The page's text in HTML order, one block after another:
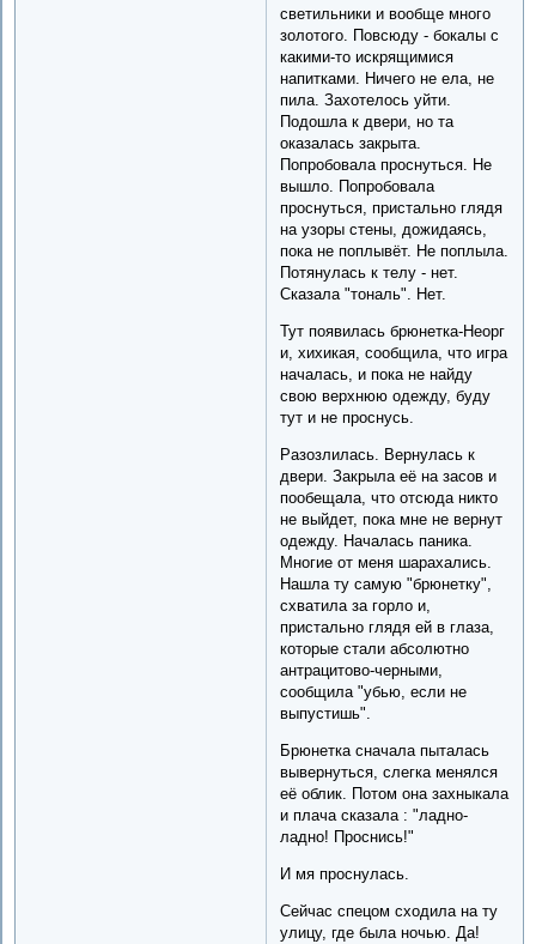
светильники и вообще много
золотого. Повсюду - бокалы с
какими-то искрящимися
напитками. Ничего не ела, не
пила. Захотелось уйти.
Подошла к двери, но та
оказалась закрыта.
Попробовала проснуться. Не
вышло. Попробовала
проснуться, пристально глядя
на узоры стены, дожидаясь,
пока не поплывёт. Не поплыла.
Потянулась к телу - нет.
Сказала "тональ". Нет.
Тут появилась брюнетка-Неорг
и, хихикая, сообщила, что игра
началась, и пока не найду
свою верхнюю одежду, буду
тут и не проснусь.
Разозлилась. Вернулась к
двери. Закрыла её на засов и
пообещала, что отсюда никто
не выйдет, пока мне не вернут
одежду. Началась паника.
Многие от меня шарахались.
Нашла ту самую "брюнетку",
схватила за горло и,
пристально глядя ей в глаза,
которые стали абсолютно
антрацитово-черными,
сообщила "убью, если не
выпустишь".
Брюнетка сначала пыталась
вывернуться, слегка менялся
её облик. Потом она захныкала
и плача сказала : "ладно-
ладно! Проснись!"
И мя проснулась.
Сейчас спецом сходила на ту
улицу, где была ночью. Да!